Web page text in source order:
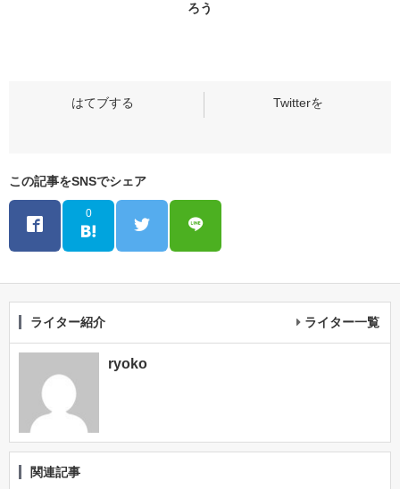
ろう
この記事をSNSでシェア
0
ライター紹介 ライター一覧
ryoko
関連記事